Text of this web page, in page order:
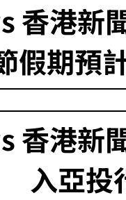
香港新
假期預
香港新
入亞投